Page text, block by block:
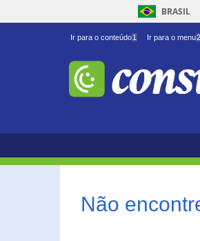
BRASIL
Ir para o conteúdo1 Ir para o menu2
Não